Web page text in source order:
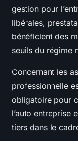
gestion pour
libérales,
bénéficient des
seuils du régime
Concernant les
professionnelle
obligatoire pour
l’auto entreprise
tiers dans le